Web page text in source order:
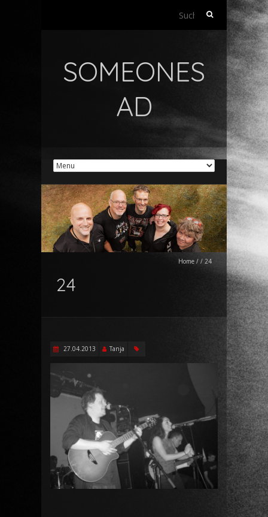
Suchen
SOMEONES
AD
Home / / 24
24
27.04.2013 Tanja